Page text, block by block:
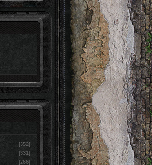
[352]
[331]
[266]